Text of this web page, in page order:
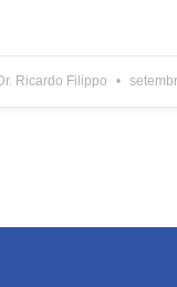
Ricardo Filippo